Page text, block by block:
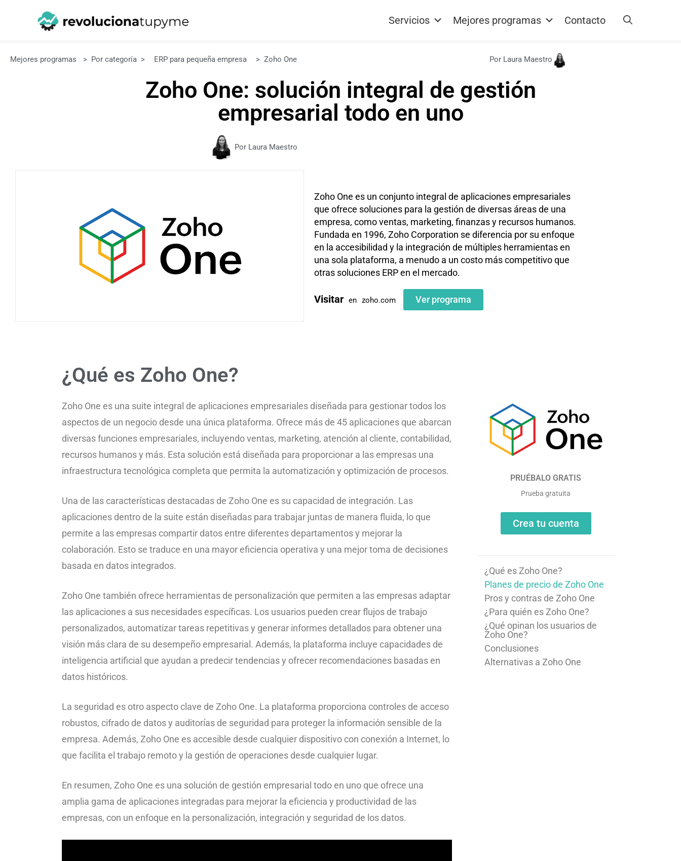
Servicios Mejores programas Contacto
Mejores programas > Por categoría > ERP para pequeña empresa > Zoho One Por Laura Maestro
Zoho One: solución integral de gestión
empresarial todo en uno
Por Laura Maestro
Zoho One es un conjunto integral de aplicaciones empresariales
que ofrece soluciones para la gestión de diversas áreas de una
empresa, como ventas, marketing, finanzas y recursos humanos.
Fundada en 1996, Zoho Corporation se diferencia por su enfoque
en la accesibilidad y la integración de múltiples herramientas en
una sola plataforma, a menudo a un costo más competitivo que
otras soluciones ERP en el mercado.
Visitar en zoho.com Ver programa
¿Qué es Zoho One?
Zoho One es una suite integral de aplicaciones empresariales diseñada para gestionar todos los
aspectos de un negocio desde una única plataforma. Ofrece más de 45 aplicaciones que abarcan
diversas funciones empresariales, incluyendo ventas, marketing, atención al cliente, contabilidad,
recursos humanos y más. Esta solución está diseñada para proporcionar a las empresas una
infraestructura tecnológica completa que permita la automatización y optimización de procesos.
Una de las características destacadas de Zoho One es su capacidad de integración. Las
aplicaciones dentro de la suite están diseñadas para trabajar juntas de manera fluida, lo que
permite a las empresas compartir datos entre diferentes departamentos y mejorar la
colaboración. Esto se traduce en una mayor eficiencia operativa y una mejor toma de decisiones
basada en datos integrados.
Zoho One también ofrece herramientas de personalización que permiten a las empresas adaptar
las aplicaciones a sus necesidades específicas. Los usuarios pueden crear flujos de trabajo
personalizados, automatizar tareas repetitivas y generar informes detallados para obtener una
visión más clara de su desempeño empresarial. Además, la plataforma incluye capacidades de
inteligencia artificial que ayudan a predecir tendencias y ofrecer recomendaciones basadas en
datos históricos.
La seguridad es otro aspecto clave de Zoho One. La plataforma proporciona controles de acceso
robustos, cifrado de datos y auditorías de seguridad para proteger la información sensible de la
empresa. Además, Zoho One es accesible desde cualquier dispositivo con conexión a Internet, lo
que facilita el trabajo remoto y la gestión de operaciones desde cualquier lugar.
En resumen, Zoho One es una solución de gestión empresarial todo en uno que ofrece una
amplia gama de aplicaciones integradas para mejorar la eficiencia y productividad de las
empresas, con un enfoque en la personalización, integración y seguridad de los datos.
PRUÉBALO GRATIS
Prueba gratuita
Crea tu cuenta
¿Qué es Zoho One?
Planes de precio de Zoho One
Pros y contras de Zoho One
¿Para quién es Zoho One?
¿Qué opinan los usuarios de
Zoho One?
Conclusiones
Alternativas a Zoho One